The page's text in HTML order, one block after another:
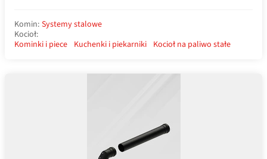
Komin: Systemy stalowe
Kocioł:
Kominki i piece Kuchenki i piekarniki Kocioł na paliwo stałe